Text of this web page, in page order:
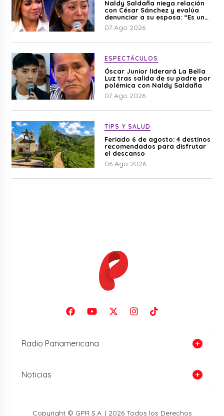
Naldy Saldaña niega relación
con César Sánchez y evalúa
denunciar a su esposa: “Es una
difamación”
07 Ago 2026
ESPECTÁCULOS
Óscar Junior liderará La Bella
Luz tras salida de su padre por
polémica con Naldy Saldaña
07 Ago 2026
TIPS Y SALUD
Feriado 6 de agosto: 4 destinos
recomendados para disfrutar
el descanso
06 Ago 2026
Radio Panamericana
Noticias
Copyright © GPR S.A. | 2026 Todos los Derechos